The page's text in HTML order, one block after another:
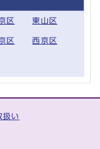
区 東山区
区 西京区
扱い